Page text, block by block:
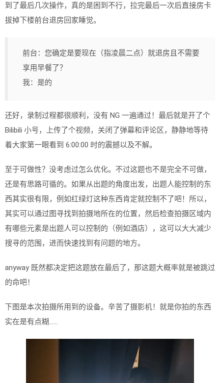
到了最后几次操作，真的是困到不行，拉完最后一次后直接房卡
拔掉下楼前台退房回家睡觉。
前台：您确定是要现在（指凌晨二点）就退房且不需要
享用早餐了？
我：是的
还好，录制过程都很顺利，没有 NG 一遍通过！最后就是开了个
Bilibili 小号，上传了个视频，关闭了弹幕和评论区，静静地等待
着大家第一眼看到 6:00:00 时的震撼以及不解。
至于可做性？没考虑过怎么优化。不过这题也不是完全不可做，
还是有思路可循的。如果从出题的角度出发，出题人能控制的东
西其实很有限，例如红绿灯这种东西肯定就控制不了吧！所以，
其实可以通过图寻找到拍摄地所在的位置，然后检查拍摄区域内
有哪些元素是出题人可以控制的（例如酒店），这可以大大减少
搜寻的范围，进而快速找到有问题的地方。
anyway 既然都决定把这题放在最后了，那这题大概率就是被跳过
的命吧！
下图是本次拍摄所用到的设备。辛苦了摄影机！就是你拍的东西
实在是有点糊……